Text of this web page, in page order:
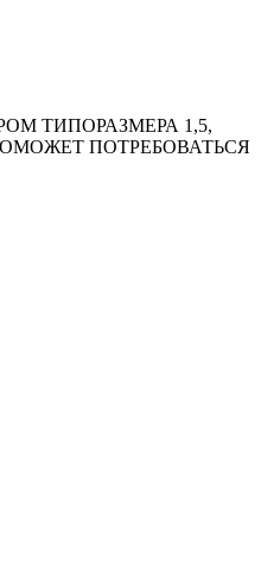
ТИПОРАЗМЕРА 1,5,
ПОТРЕБОВАТЬСЯ